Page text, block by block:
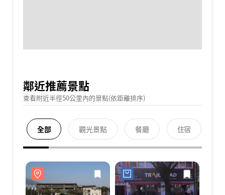
鄰近推薦景點
查看附近半徑50公里內的景點(依距離排序)
全部 觀光景點 餐廳 住宿